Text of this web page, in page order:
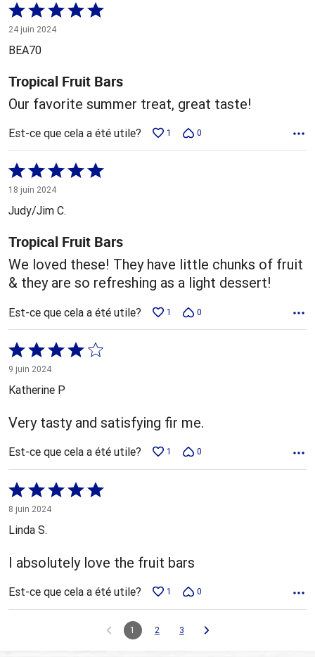
Coté
5 sur
5
24 juin 2024
BEA70
Tropical Fruit Bars
Our favorite summer treat, great taste!
Est-ce que cela a été utile? 1 0
Coté
5 sur
5
18 juin 2024
Judy/Jim C.
Tropical Fruit Bars
We loved these! They have little chunks of fruit
& they are so refreshing as a light dessert!
Est-ce que cela a été utile? 1 0
Coté
4 sur
5
9 juin 2024
Katherine P
Very tasty and satisfying fir me.
Est-ce que cela a été utile? 1 0
Coté
5 sur
5
8 juin 2024
Linda S.
I absolutely love the fruit bars
Est-ce que cela a été utile? 1 0
1 2 3